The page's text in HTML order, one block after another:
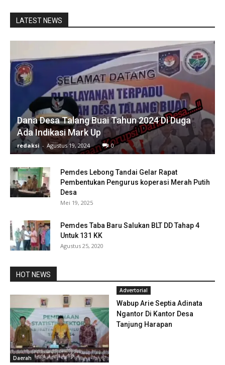
LATEST NEWS
Dana Desa Talang Buai Tahun 2024 Di Duga
Ada Indikasi Mark Up
redaksi - Agustus 19, 2024 0
Pemdes Lebong Tandai Gelar Rapat
Pembentukan Pengurus koperasi Merah Putih
Desa
Mei 19, 2025
Pemdes Taba Baru Salukan BLT DD Tahap 4
Untuk 131 KK
Agustus 25, 2020
HOT NEWS
Daerah
Advertorial
Wabup Arie Septia Adinata
Ngantor Di Kantor Desa
Tanjung Harapan